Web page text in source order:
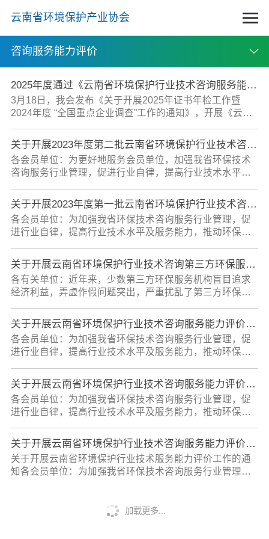
云南省环境保护产业协会
咨询服务能力评价
2025年度通过《云南省环境保护行业技术咨询服务能力评价证书》年检企业（截止5月26日）
3月18日，我会发布《关于开展2025年证书年检工作暨
2024年度 “全国重点企业调查”工作的通知》，开展《云南
截止5月26日，共有56家获证企业通过年检，名单详见附
件（截止5月26日）。
关于开展2023年度第二批云南省环境保护行业技术咨询服务能力评价工作的通知
各会员单位：为更好地服务会员单位，加强我省环保技术
咨询服务行业管理，促进行业自律，提高行业技术水平及
据《云南省环境保护行业技术咨询服务能力评价管理办法
（修订稿）》及其《实施细则》要求，协会在会员单位中
开展2023年度第二批云南省环境保护行业技术咨询服务能
力评价工作。现将相关事宜通知如下：一、评价范围环境
保护技术咨询服务，包括：污染源调查、流域区域规划及
方案编制、项目分析与可行性研究、污染治理工程设计方
案编制、环境事件应急预案与风险评估、排污许可证技术
咨询、
关于开展2023年度第一批云南省环境保护行业技术咨询服务能力评价工作的通知
各会员单位：为加强我省环保技术咨询服务行业管理，促
进行业自律，提高行业技术水平及服务能力，推动环保技
业技术咨询服务能力评价管理办法（修订）》及其《实施
细则》要求，我会在会员单位中开展云南省环境保护行业
技术咨询服务能力评价工作。2023年第一批环保技术咨询
服务能力评价工作正式启动，现将相关事宜通知如下：
一、评价范围环境保护技术咨询服务，包括：污染源调
查、流域区域规划及方案编制、项目分析与可行性研究、
污染治理工程设计方案编制、环境事件应急预案与风险评
估、排污许
关于开展云南省环境保护行业技术咨询第三方环保服务机构弄虚作假自查自纠的通知
各有关单位：近年来，少数第三方环保服务机构盲目追求
经济利益，弄虚作假问题突出，严重扰乱了第三方环保服
境保护工作会议部署，依法推进生态环境保护督察执法，
全面整治第三方环保服务机构弄虚作假问题，为加强我省
环保技术咨询服务行业管理，提高第三方环保机构服务质
量，规范环保市场竞争手段，引导行业良性健康发展，现
将开展云南省环境保护行业技术咨询第三方环保服务机构
弄虚作假自查自纠有关事宜通知如下。一、自查范围《云
南省环境保护行业技术咨询服务能力评价证书》持证单位
二、时
关于开展云南省环境保护行业技术咨询服务能力评价工作（2022年第二批）的通知
各会员单位：为加强我省环保技术咨询服务行业管理，促
进行业自律，提高行业技术水平及服务能力，推动环保技
业技术咨询服务能力评价管理办法（修订）》及其《实施
细则》要求，我会在会员单位中开展云南省环境保护行业
技术咨询服务能力评价工作。2022年第二批环保技术咨询
服务能力评价工作正式启动，现将相关事宜通知如下：
一、评价范围环境保护技术咨询服务，包括：污染源调
查、流域区域规划及方案编制、项目分析与可行性研究、
污染治理工程设计方案编制、环境事件应急预案与风险评
估、排污许
关于开展云南省环境保护行业技术咨询服务能力评价工作（2022年第一批）的通知
各会员单位：为加强我省环保技术咨询服务行业管理，促
进行业自律，提高行业技术水平及服务能力，推动环保技
业技术咨询服务能力评价管理办法（修订）》及其《实施
细则》要求，我会在会员单位中开展云南省环境保护行业
技术咨询服务能力评价工作。2022年第一批环保技术咨询
服务能力评价工作正式启动，现将相关事宜通知如下：
污染治理工程设计方案编制、环境事件应急预案与风险评
关于开展云南省环境保护行业技术咨询服务能力评价工作（2021年第一批）的通知
关于开展云南省环境保护行业技术服务能力评价工作的通
知各会员单位：为加强我省环保技术咨询服务行业管理，
行业技术咨询服务能力评价管理办法（试行）》及其《实
加载更多...